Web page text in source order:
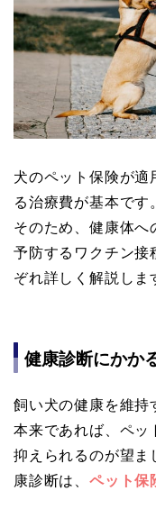
犬のペット保険が適
る治療費が基本です
そのため、健康体へ
予防するワクチン接
ぞれ詳しく解説しま
健康診断にかか
飼い犬の健康を維持
本来であれば、ペッ
抑えられるのが望ま
康診断は、 ペット保